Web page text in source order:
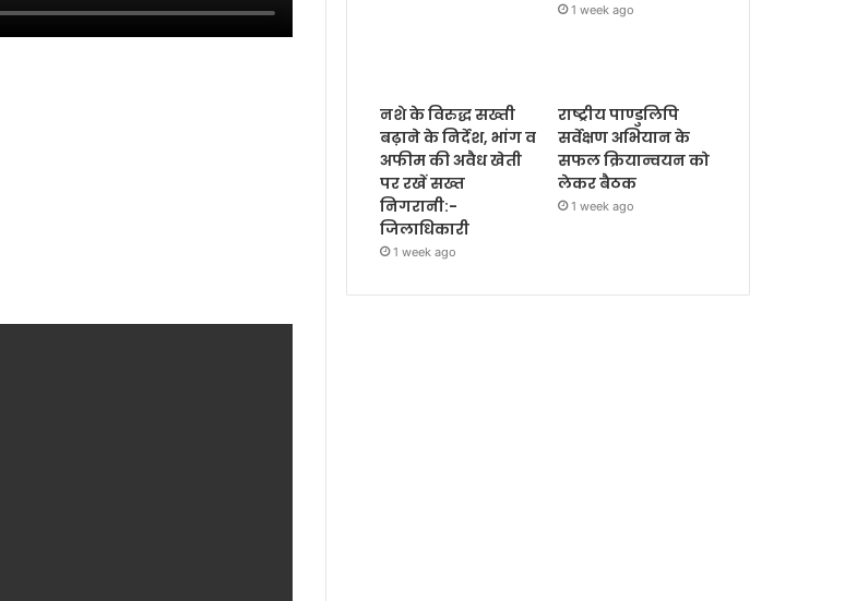
1 week ago
नशे के विरुद्ध सख्ती
बढ़ाने के निर्देश, भांग व
अफीम की अवैध खेती
पर रखें सख्त
निगरानी:-
जिलाधिकारी
1 week ago
राष्ट्रीय पाण्डुलिपि
सर्वेक्षण अभियान के
सफल क्रियान्वयन को
लेकर बैठक
1 week ago